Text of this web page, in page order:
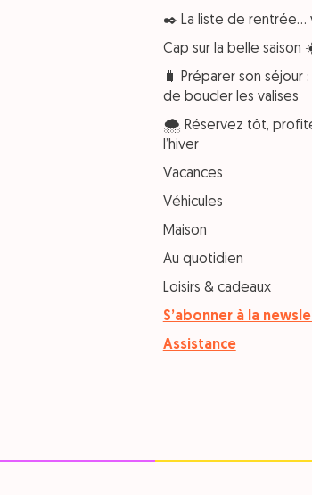
✒️ La liste de rentrée…
Cap sur la belle saison
🧳 Préparer son séjour
de boucler les valises
🌨️ Réservez tôt,
l’hiver
Vacances
Véhicules
Maison
Au quotidien
Loisirs & cadeaux
S’abonner à la
Assistance